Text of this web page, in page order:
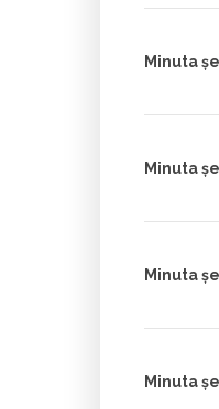
Minuta
Minuta
Minuta
Minuta